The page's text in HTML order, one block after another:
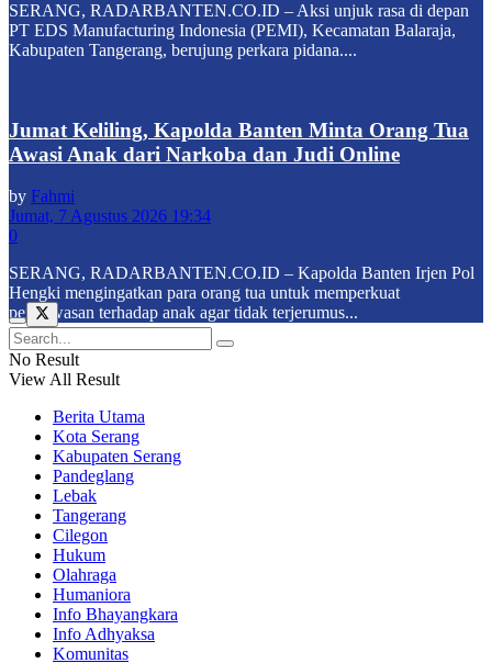
SERANG, RADARBANTEN.CO.ID – Aksi unjuk rasa di depan
PT EDS Manufacturing Indonesia (PEMI), Kecamatan Balaraja,
Kabupaten Tangerang, berujung perkara pidana....
Jumat Keliling, Kapolda Banten Minta Orang Tua
Awasi Anak dari Narkoba dan Judi Online
by Fahmi
Jumat, 7 Agustus 2026 19:34
0
SERANG, RADARBANTEN.CO.ID – Kapolda Banten Irjen Pol
Hengki mengingatkan para orang tua untuk memperkuat
pengawasan terhadap anak agar tidak terjerumus...
No Result
View All Result
Berita Utama
Kota Serang
Kabupaten Serang
Pandeglang
Lebak
Tangerang
Cilegon
Hukum
Olahraga
Humaniora
Info Bhayangkara
Info Adhyaksa
Komunitas